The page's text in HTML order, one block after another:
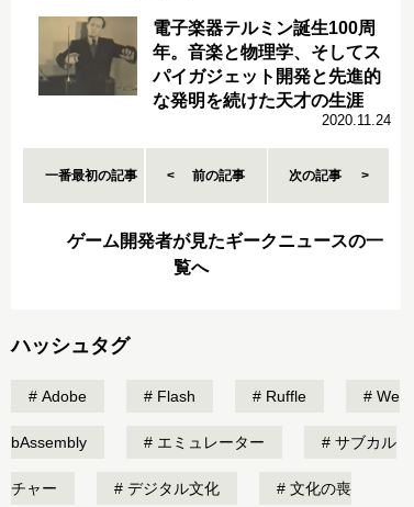
電子楽器テルミン誕生100周
年。音楽と物理学、そしてス
パイガジェット開発と先進的
な発明を続けた天才の生涯
2020.11.24
一番最初の記事 前の記事 次の記事
ゲーム開発者が見たギークニュースの一
覧へ
ハッシュタグ
Adobe Flash Ruffle We
bAssembly エミュレーター サブカル
チャー デジタル文化 文化の喪